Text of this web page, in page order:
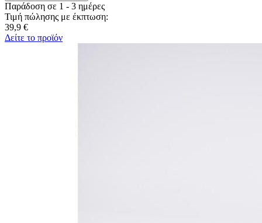
Παράδοση σε 1 - 3 ημέρες
Τιμή πώλησης με έκπτωση:
39,9 €
Δείτε το προϊόν